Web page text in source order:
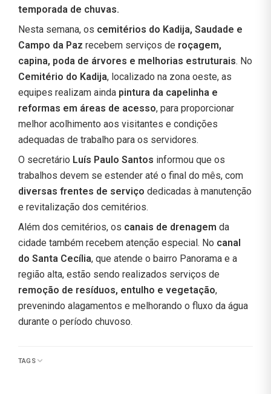
temporada de chuvas.
Nesta semana, os cemitérios do Kadija, Saudade e
Campo da Paz recebem serviços de roçagem,
capina, poda de árvores e melhorias estruturais. No
Cemitério do Kadija, localizado na zona oeste, as
equipes realizam ainda pintura da capelinha e
reformas em áreas de acesso, para proporcionar
melhor acolhimento aos visitantes e condições
adequadas de trabalho para os servidores.
O secretário Luís Paulo Santos informou que os
trabalhos devem se estender até o final do mês, com
diversas frentes de serviço dedicadas à manutenção
e revitalização dos cemitérios.
Além dos cemitérios, os canais de drenagem da
cidade também recebem atenção especial. No canal
do Santa Cecília, que atende o bairro Panorama e a
região alta, estão sendo realizados serviços de
remoção de resíduos, entulho e vegetação,
prevenindo alagamentos e melhorando o fluxo da água
durante o período chuvoso.
TAGS